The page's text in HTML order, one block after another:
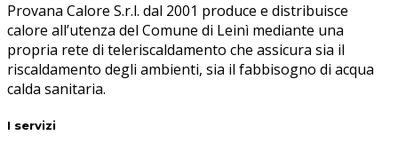
Provana Calore S.r.l. dal 2001 produce e distribuisce
calore all’utenza del Comune di Leinì mediante una
propria rete di teleriscaldamento che assicura sia il
riscaldamento degli ambienti, sia il fabbisogno di acqua
calda sanitaria.
I servizi